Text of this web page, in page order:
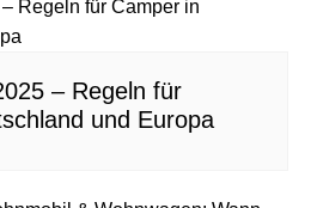
– Regeln für
und Europa